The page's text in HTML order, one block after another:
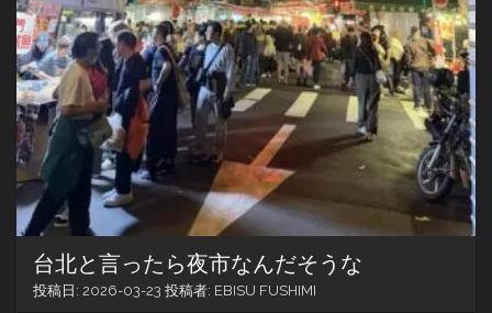
台北と言ったら夜市なんだそうな
投稿日: 2026-03-23 投稿者: EBISU FUSHIMI